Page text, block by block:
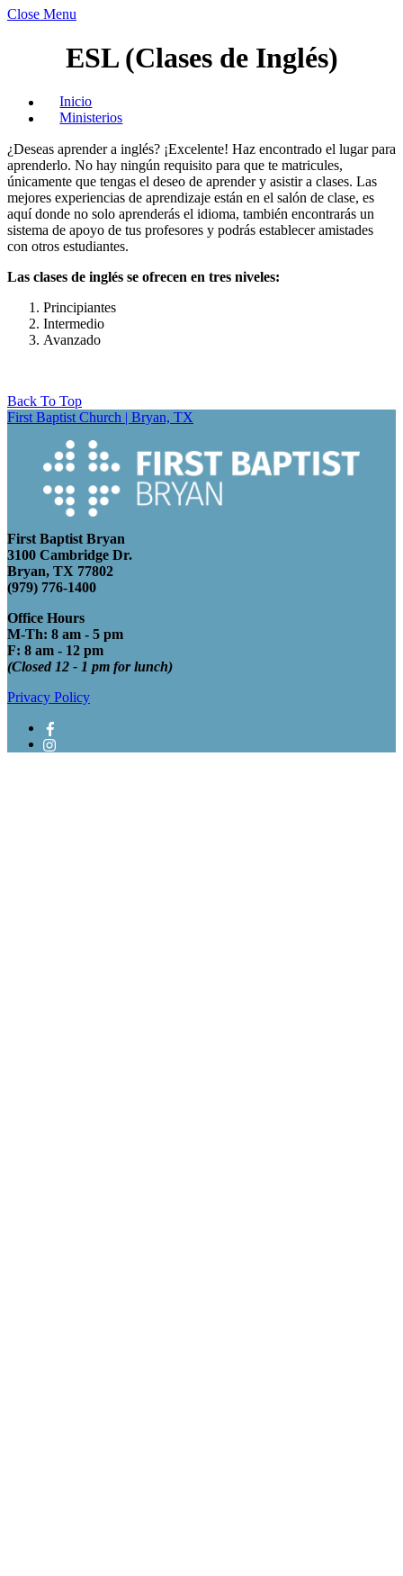
Close Menu
ESL (Clases de Inglés)
Inicio
Ministerios
¿Deseas aprender a inglés? ¡Excelente! Haz encontrado el lugar para
aprenderlo. No hay ningún requisito para que te matricules,
únicamente que tengas el deseo de aprender y asistir a clases. Las
mejores experiencias de aprendizaje están en el salón de clase, es
aquí donde no solo aprenderás el idioma, también encontrarás un
sistema de apoyo de tus profesores y podrás establecer amistades
con otros estudiantes.
Las clases de inglés se ofrecen en tres niveles:
Principiantes
Intermedio
Avanzado
Back To Top
First Baptist Church | Bryan, TX
First Baptist Bryan
3100 Cambridge Dr.
Bryan, TX 77802
(979) 776-1400
Office Hours
M-Th: 8 am - 5 pm
F: 8 am - 12 pm
(Closed 12 - 1 pm for lunch)
Privacy Policy